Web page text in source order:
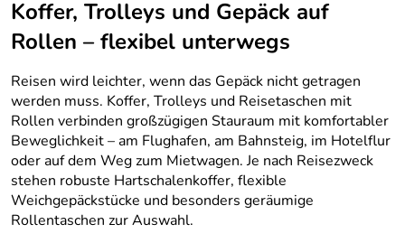
Koffer, Trolleys und Gepäck auf
Rollen – flexibel unterwegs
Reisen wird leichter, wenn das Gepäck nicht getragen
werden muss. Koffer, Trolleys und Reisetaschen mit
Rollen verbinden großzügigen Stauraum mit komfortabler
Beweglichkeit – am Flughafen, am Bahnsteig, im Hotelflur
oder auf dem Weg zum Mietwagen. Je nach Reisezweck
stehen robuste Hartschalenkoffer, flexible
Weichgepäckstücke und besonders geräumige
Rollentaschen zur Auswahl.